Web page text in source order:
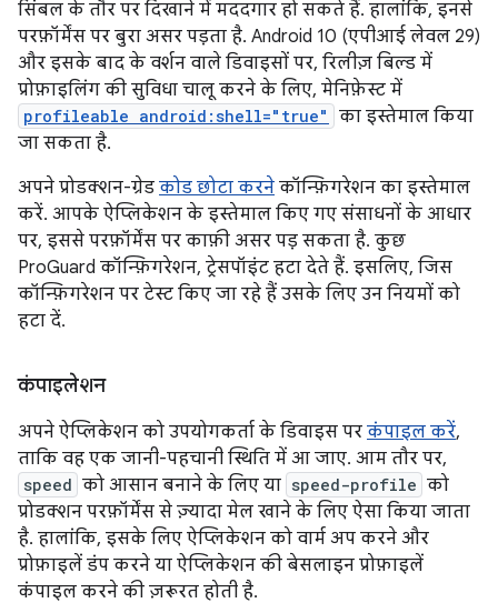
सिंबल के तौर पर दिखाने में मददगार हो सकते हैं. हालांकि, इनसे
परफ़ॉर्मेंस पर बुरा असर पड़ता है. Android 10 (एपीआई लेवल 29)
और इसके बाद के वर्शन वाले डिवाइसों पर, रिलीज़ बिल्ड में
प्रोफ़ाइलिंग की सुविधा चालू करने के लिए, मेनिफ़ेस्ट में
profileable android:shell="true"
का इस्तेमाल किया
जा सकता है.
अपने प्रोडक्शन-ग्रेड कोड छोटा करने कॉन्फ़िगरेशन का इस्तेमाल
करें. आपके ऐप्लिकेशन के इस्तेमाल किए गए संसाधनों के आधार
पर, इससे परफ़ॉर्मेंस पर काफ़ी असर पड़ सकता है. कुछ
ProGuard कॉन्फ़िगरेशन, ट्रेसपॉइंट हटा देते हैं. इसलिए, जिस
कॉन्फ़िगरेशन पर टेस्ट किए जा रहे हैं उसके लिए उन नियमों को
हटा दें.
कंपाइलेशन
अपने ऐप्लिकेशन को उपयोगकर्ता के डिवाइस पर कंपाइल करें,
ताकि वह एक जानी-पहचानी स्थिति में आ जाए. आम तौर पर,
speed को आसान बनाने के लिए या speed-profile को
प्रोडक्शन परफ़ॉर्मेंस से ज़्यादा मेल खाने के लिए ऐसा किया जाता
है. हालांकि, इसके लिए ऐप्लिकेशन को वार्म अप करने और
प्रोफ़ाइलें डंप करने या ऐप्लिकेशन की बेसलाइन प्रोफ़ाइलें
कंपाइल करने की ज़रूरत होती है.